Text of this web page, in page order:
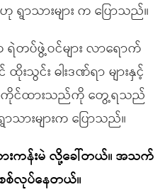
ာသားများ က ပြောသည်။
တပ်ဖွဲ့ဝင်များ လာရောက်
င်း ဓါးဒဏ်ရာ များနှင့်
ထားသည်ကို တွေ့ရသည်
ားများက ပြောသည်။
ကန်းမဲ လို့ခေါ်တယ်။ အသက်
စ်လုပ်နေတယ်။